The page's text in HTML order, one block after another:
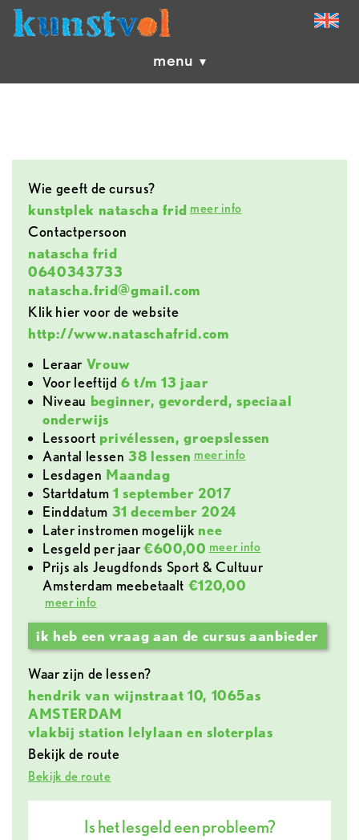
menu
Wie geeft de cursus?
kunstplek natascha frid meer info
contactpersoon
natascha frid
0640343733
natascha.frid@gmail.com
Klik hier voor de website
http://www.nataschafrid.com
leraar Vrouw
voor leeftijd 6 t/m 13 jaar
Niveau beginner, gevorderd, speciaal
onderwijs
lessoort privélessen, groepslessen
aantal lessen 38 lessen meer info
lesdagen Maandag
Startdatum 1 september 2017
Einddatum 31 december 2024
later instromen mogelijk nee
lesgeld per jaar€600,00 meer info
Prijs als Jeugdfonds Sport & Cultuur
Amsterdam meebetaalt €120,00
meer info
ik heb een vraag aan de cursus aanbieder
Waar zijn de lessen?
hendrik van wijnstraat 10, 1065as
AMSTERDAM
vlakbij station lelylaan en sloterplas
Bekijk de route
Bekijk de route
Is het lesgeld een probleem?